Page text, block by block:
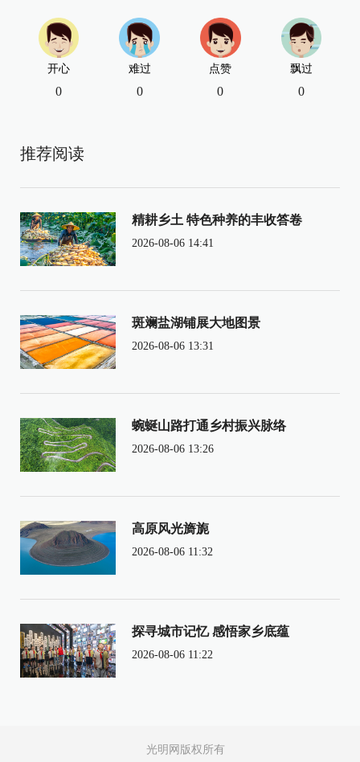
开心
0
难过
0
点赞
0
飘过
0
推荐阅读
精耕乡土 特色种养的丰收答卷
2026-08-06 14:41
斑斓盐湖铺展大地图景
2026-08-06 13:31
蜿蜒山路打通乡村振兴脉络
2026-08-06 13:26
高原风光旖旎
2026-08-06 11:32
探寻城市记忆 感悟家乡底蕴
2026-08-06 11:22
光明网版权所有